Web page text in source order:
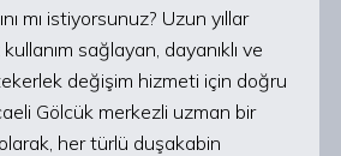
mı istiyorsunuz? Uzun yıllar
sağlayan, dayanıklı ve
değişim hizmeti için doğru
Gölcük merkezli uzman bir
her türlü duşakabin